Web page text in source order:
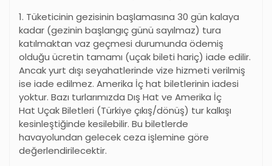
1. Tüketicinin gezisinin başlamasına 30 gün kalaya
kadar (gezinin başlangıç günü sayılmaz) tura
katılmaktan vaz geçmesi durumunda ödemiş
olduğu ücretin tamamı (uçak bileti hariç) iade edilir.
Ancak yurt dışı seyahatlerinde vize hizmeti verilmiş
ise iade edilmez. Amerika İç hat biletlerinin iadesi
yoktur. Bazı turlarımızda Dış Hat ve Amerika İç
Hat Uçak Biletleri (Türkiye çıkış/dönüş) tur kalkışı
kesinleştiğinde kesilebilir. Bu biletlerde
havayolundan gelecek ceza işlemine göre
değerlendirilecektir.